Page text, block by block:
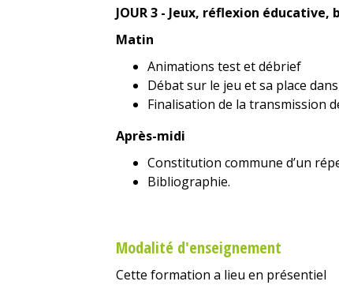
JOUR 3 - Jeux, réflexion éducative,
Matin
Animations test et débrief
Débat sur le jeu et sa place dans
Finalisation de la transmission
Après-midi
Constitution commune d’un
Bibliographie.
Modalité d'enseignement
Cette formation a lieu en présentiel